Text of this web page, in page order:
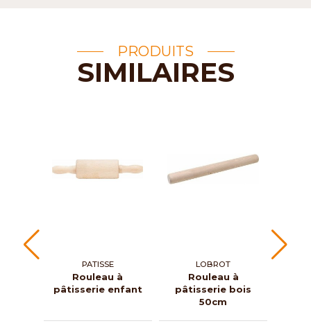
PRODUITS
SIMILAIRES
PATISSE
Rouleau à
pâtisserie enfant
LOBROT
Rouleau à
pâtisserie bois
50cm